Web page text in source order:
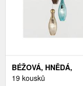
BÉŽOVÁ, HNĚDÁ,
TYRKYSOVÁ
19 kousků